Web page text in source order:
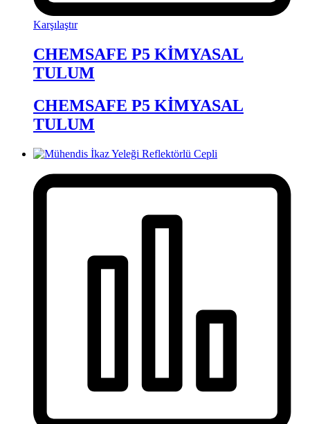
Karşılaştır
CHEMSAFE P5 KİMYASAL
TULUM
CHEMSAFE P5 KİMYASAL
TULUM